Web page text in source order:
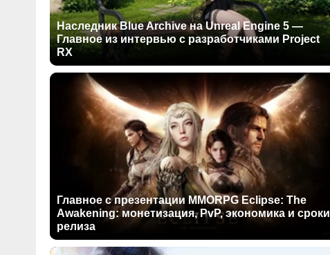
Наследник Blue Archive на Unreal Engine 5 —
Главное из интервью с разработчиками Project
RX
Главное с презентации MMORPG Eclipse: The
Awakening: монетизация, PvP, экономика и сроки
релиза